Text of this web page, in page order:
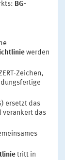
BG-
werden
Zeichen,
ersetzt das
verankert das
tritt in